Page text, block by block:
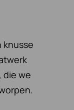
knusse
die we